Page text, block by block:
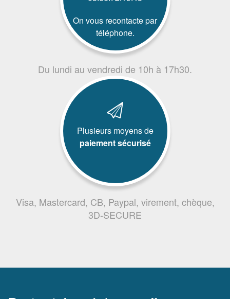
On vous recontacte par
téléphone.
Du lundi au vendredi de 10h à 17h30.
Plusieurs moyens de
paiement sécurisé
Visa, Mastercard, CB, Paypal, virement, chèque,
3D-SECURE